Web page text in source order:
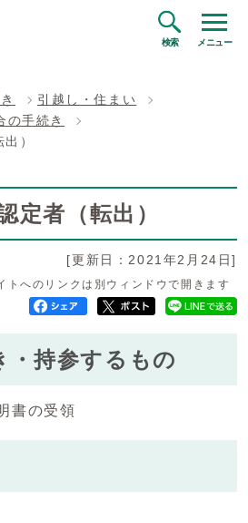
検索 メニュー
引越し・住まい
の手続き
）
定者（転出）
[更新日：2021年2月24日]
トへのリンクは別ウィンドウで開きます
・持参するもの
書の受領